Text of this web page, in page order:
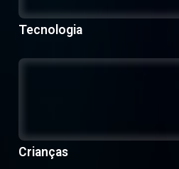
Tecnologia
Crianças